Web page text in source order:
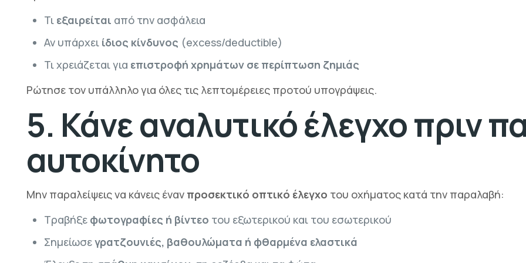
Τι εξαιρείται από την ασφάλεια
Αν υπάρχει ίδιος κίνδυνος (excess/deductible)
Τι χρειάζεται για επιστροφή χρημάτων σε περίπτωση ζημιάς
Ρώτησε τον υπάλληλο για όλες τις λεπτομέρειες προτού υπογράψεις.
5. Κάνε αναλυτικό έλεγχο πριν
αυτοκίνητο
Μην παραλείψεις να κάνεις έναν προσεκτικό οπτικό έλεγχο του οχήματος κατά την παραλαβή:
Τραβήξε φωτογραφίες ή βίντεο του εξωτερικού και του εσωτερικού
Σημείωσεγρατζουνιές, βαθουλώματα ή φθαρμένα ελαστικά